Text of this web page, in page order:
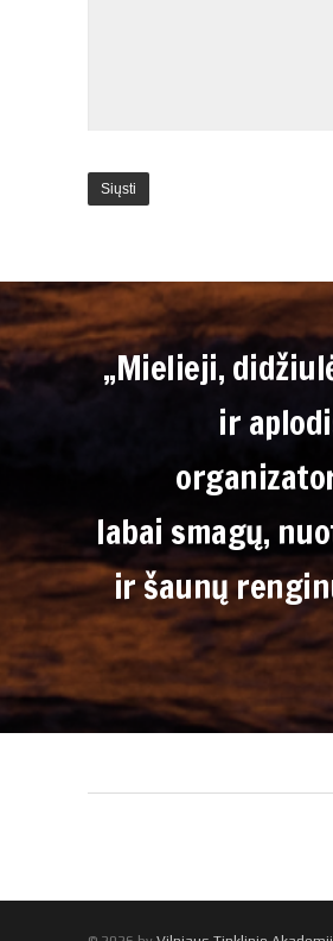
„Mielieji,
ir
labai smagų,
ir šaunų